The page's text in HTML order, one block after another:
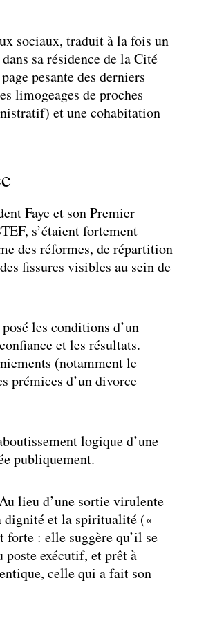
sociaux, traduit à la fois un
sa résidence de la Cité
pesante des derniers
limogeages de proches
et une cohabitation
Faye et son Premier
s’étaient fortement
des réformes, de répartition
fissures visibles au sein de
les conditions d’un
et les résultats.
(notamment le
prémices d’un divorce
logique d’une
publiquement.
lieu d’une sortie virulente
dignité et la spiritualité («
forte : elle suggère qu’il se
poste exécutif, et prêt à
celle qui a fait son